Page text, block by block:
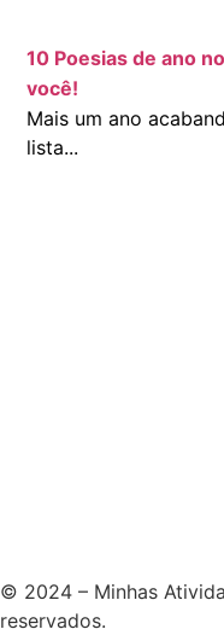
10 Poesias de ano
você!
Mais um ano
lista...
© 2024 – Minhas
reservados.